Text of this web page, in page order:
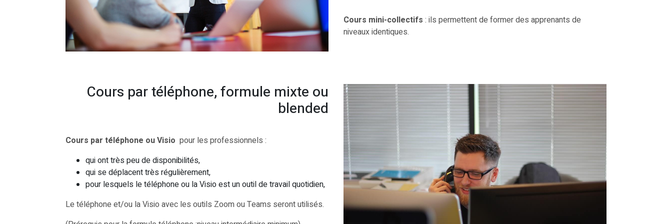
Cours mini-collectifs : ils permettent de former des apprenants de
niveaux identiques.
Cours par téléphone, formule mixte ou
blended
Cours par téléphone ou Visio pour les professionnels :
qui ont très peu de disponibilités,
qui se déplacent très régulièrement,
pour lesquels le téléphone ou la Visio est un outil de travail quotidien,
Le téléphone et/ou la Visio avec les outils Zoom ou Teams seront utilisés.